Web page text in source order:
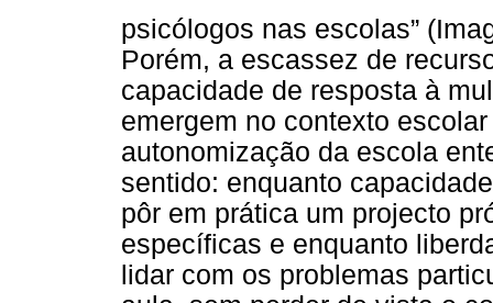
psicólogos nas escolas”
Porém, a escassez de
capacidade de resposta à
emergem no contexto
autonomização da escola
sentido: enquanto
pôr em prática um projecto
específicas e enquanto
lidar com os problemas